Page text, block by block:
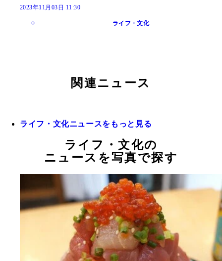
2023年11月03日 11:30
ライフ・文化
関連ニュース
ライフ・文化ニュースをもっと見る
ライフ・文化の
ニュースを写真で探す